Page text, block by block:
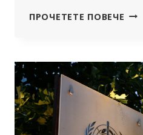
ПРОЧЕТЕТЕ ПОВЕЧЕ
НА